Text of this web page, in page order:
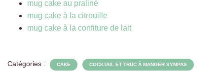
mug cake au praliné
mug cake à la citrouille
mug cake à la confiture de lait
Catégories : CAKE COCKTAIL ET TRUC À MANGER SYMPAS